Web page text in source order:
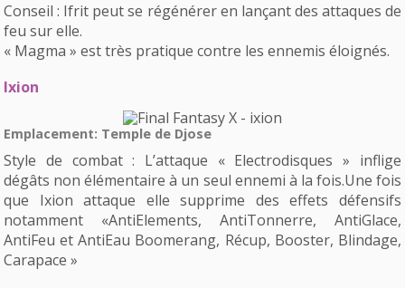
Conseil : Ifrit peut se régénérer en lançant des attaques de
feu sur elle.
« Magma » est très pratique contre les ennemis éloignés.
Ixion
Emplacement: Temple de Djose
Style de combat : L’attaque « Electrodisques » inflige
dégâts non élémentaire à un seul ennemi à la fois.Une fois
que Ixion attaque elle supprime des effets défensifs
notamment «AntiElements, AntiTonnerre, AntiGlace,
AntiFeu et AntiEau Boomerang, Récup, Booster, Blindage,
Carapace »